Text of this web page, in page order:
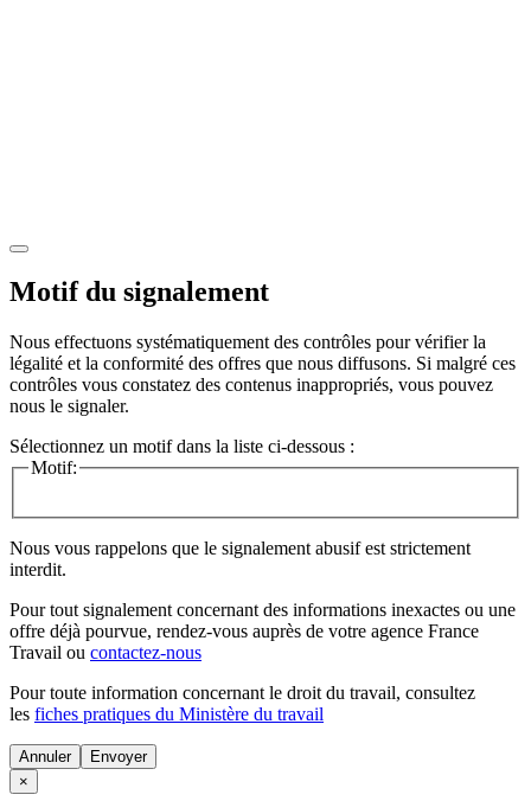
Motif du signalement
Nous effectuons systématiquement des contrôles pour vérifier la
légalité et la conformité des offres que nous diffusons. Si malgré ces
contrôles vous constatez des contenus inappropriés, vous pouvez
nous le signaler.
Sélectionnez un motif dans la liste ci-dessous :
Motif:
Nous vous rappelons que le signalement abusif est strictement
interdit.
Pour tout signalement concernant des informations inexactes ou une
offre déjà pourvue, rendez-vous auprès de votre agence France
Travail ou contactez-nous
Pour toute information concernant le droit du travail, consultez
les fiches pratiques du Ministère du travail
Annuler
×